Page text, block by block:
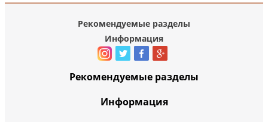
Рекомендуемые разделы
Информация
Рекомендуемые разделы
Информация